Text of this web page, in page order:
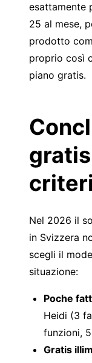
esattamente
25 al mese,
prodotto
proprio così
piano gratis.
Nel 2026 il
in Svizzera
scegli il
situazione:
Poche
Heidi (3
funzioni,
Gratis